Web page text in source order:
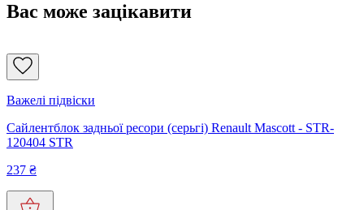
Вас може зацікавити
Важелі підвіски
Сайлентблок задньої ресори (серьгі) Renault Mascott - STR-
120404 STR
237 ₴